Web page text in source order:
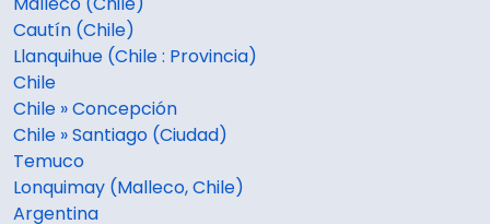
Cautín (Chile)
Llanquihue (Chile : Provincia)
Chile
Chile » Concepción
Chile » Santiago (Ciudad)
Temuco
Lonquimay (Malleco, Chile)
Argentina